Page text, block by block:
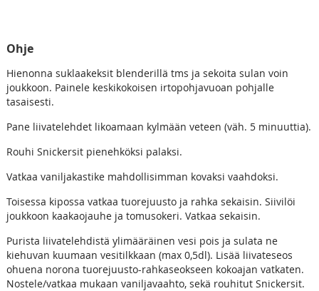
Ohje
Hienonna suklaakeksit blenderillä tms ja sekoita sulan voin
joukkoon. Painele keskikokoisen irtopohjavuoan pohjalle
tasaisesti.
Pane liivatelehdet likoamaan kylmään veteen (väh. 5 minuuttia).
Rouhi Snickersit pienehköksi palaksi.
Vatkaa vaniljakastike mahdollisimman kovaksi vaahdoksi.
Toisessa kipossa vatkaa tuorejuusto ja rahka sekaisin. Siivilöi
joukkoon kaakaojauhe ja tomusokeri. Vatkaa sekaisin.
Purista liivatelehdistä ylimääräinen vesi pois ja sulata ne
kiehuvan kuumaan vesitilkkaan (max 0,5dl). Lisää liivateseos
ohuena norona tuorejuusto-rahkaseokseen kokoajan vatkaten.
Nostele/vatkaa mukaan vaniljavaahto, sekä rouhitut Snickersit.